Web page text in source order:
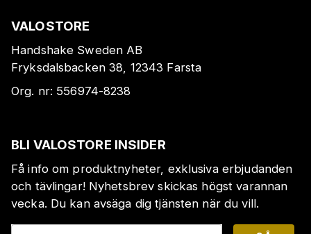
VALOSTORE
Handshake Sweden AB
Fryksdalsbacken 38, 12343 Farsta
Org. nr: 556974-8238
BLI VALOSTORE INSIDER
Få info om produktnyheter, exklusiva erbjudanden
och tävlingar! Nyhetsbrev skickas högst varannan
vecka. Du kan avsäga dig tjänsten när du vill.